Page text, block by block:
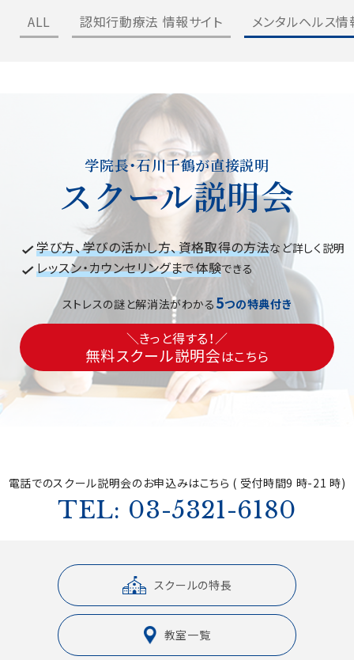
ALL 認知行動療法 情報サイト メンタルヘルス
学院長・石川千鶴が直接説明
スクール説明会
学び方、学びの活かし方、資格取得の方法など詳しく説明
レッスン・カウンセリングまで体験できる
ストレスの謎と解消法がわかる 5つの特典付き
＼きっと得する！／
無料スクール説明会はこちら
電話でのスクール説明会のお申込みはこちら ( 受付時間9 時-21 時)
TEL: 03-5321-6180
スクールの特長
教室一覧